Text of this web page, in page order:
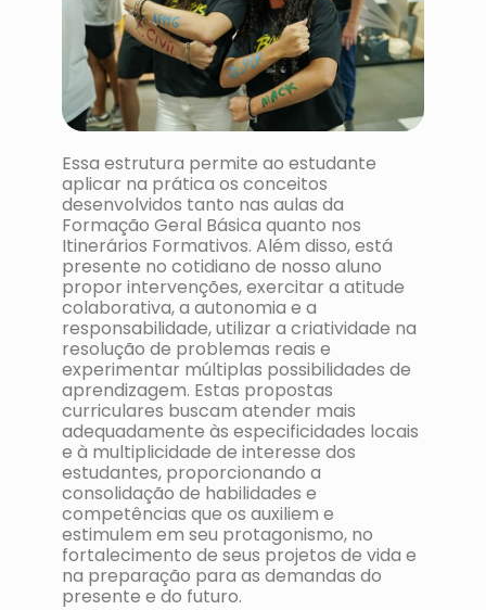
Essa estrutura permite ao estudante
aplicar na prática os conceitos
desenvolvidos tanto nas aulas da
Formação Geral Básica quanto nos
Itinerários Formativos. Além disso, está
presente no cotidiano de nosso aluno
propor intervenções, exercitar a atitude
colaborativa, a autonomia e a
responsabilidade, utilizar a criatividade na
resolução de problemas reais e
experimentar múltiplas possibilidades de
aprendizagem. Estas propostas
curriculares buscam atender mais
adequadamente às especificidades locais
e à multiplicidade de interesse dos
estudantes, proporcionando a
consolidação de habilidades e
competências que os auxiliem e
estimulem em seu protagonismo, no
fortalecimento de seus projetos de vida e
na preparação para as demandas do
presente e do futuro.